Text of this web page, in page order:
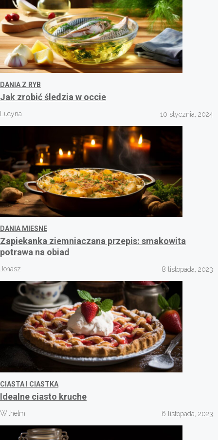
DANIA Z RYB
Jak zrobić śledzia w occie
Lucyna 10 stycznia, 2024
DANIA MIESNE
Zapiekanka ziemniaczana przepis: smakowita
potrawa na obiad
Jonasz 8 listopada, 2023
CIASTA I CIASTKA
Idealne ciasto kruche
Wilhelm 6 listopada, 2023